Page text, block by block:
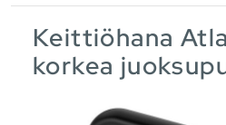
Keittiöhana
korkea